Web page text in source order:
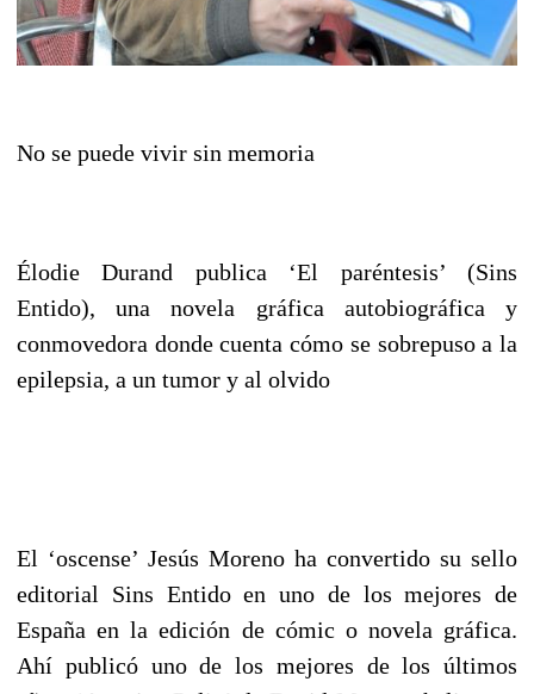
No se puede vivir sin memoria
Élodie Durand publica ‘El paréntesis’ (Sins
Entido), una novela gráfica autobiográfica y
conmovedora donde cuenta cómo se sobrepuso a la
epilepsia, a un tumor y al olvido
El ‘oscense’ Jesús Moreno ha convertido su sello
editorial Sins Entido en uno de los mejores de
España en la edición de cómic o novela gráfica.
Ahí publicó uno de los mejores de los últimos